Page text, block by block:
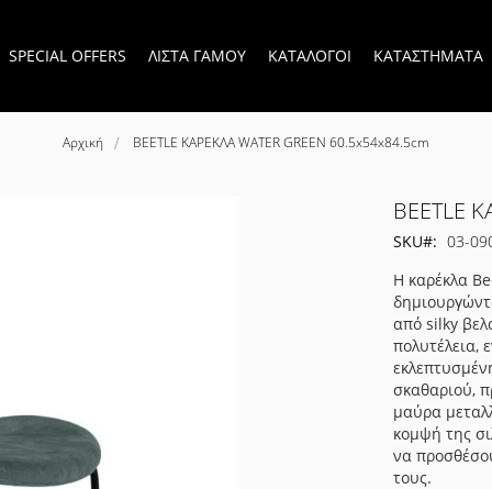
SPECIAL OFFERS ΛΙΣΤΑ ΓΑΜΟΥ ΚΑΤΑΛΟΓΟΙ ΚΑΤΑΣΤΗΜΑΤΑ
Αρχική BEETLE ΚΑΡΕΚΛΑ WATER GREEN 60.5x54x84.5cm
BEETLE
SKU
03-
Η καρέκλα
από silky
πολυτέλεια,
σκαθαριού,
μαύρα
κομψή της
να
τους.